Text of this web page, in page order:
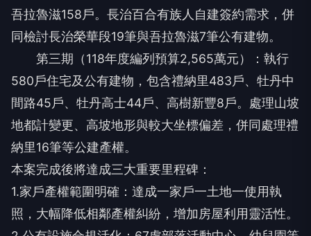
吾拉魯滋158戶。長治百合有族人自建簽約需求，併
同檢討長治榮華段19筆與吾拉魯滋7筆公有建物。
第三期（118年度編列預算2,565萬元）：執行
580戶住宅及公有建物，包含禮納里483戶、牡丹中
間路45戶、牡丹高士44戶、高樹新豐8戶。處理山坡
地都計變更、高坡地形與較大坐標偏差，併同處理禮
納里16筆等公建產權。
本案完成後將達成三大重要里程碑：
1.家戶產權範圍明確：達成一家戶一土地一使用執
照，大幅降低相鄰產權糾紛，增加房屋利用靈活性。